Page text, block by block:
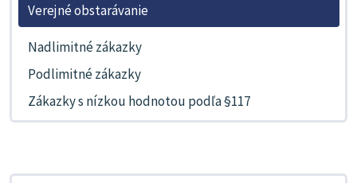
Verejné obstarávanie
Nadlimitné zákazky
Podlimitné zákazky
Zákazky s nízkou hodnotou podľa §117